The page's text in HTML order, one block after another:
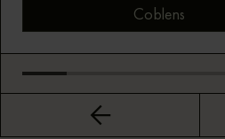
Coblens
Bekijk montuur